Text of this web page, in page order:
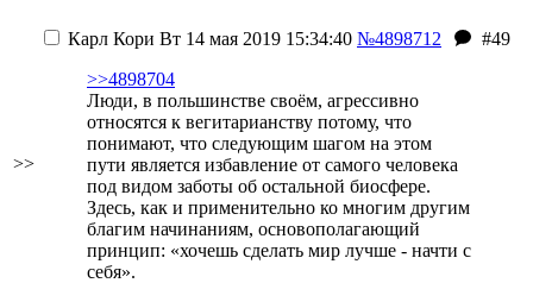
>>
Карл Кори Вт 14 мая 2019 15:34:40 №4898712
#49
>>4898704
Люди, в польшинстве своём, агрессивно
относятся к вегитарианству потому, что
понимают, что следующим шагом на этом
пути является избавление от самого человека
под видом заботы об остальной биосфере.
Здесь, как и применительно ко многим другим
благим начинаниям, основополагающий
принцип: «хочешь сделать мир лучше - начти с
себя».